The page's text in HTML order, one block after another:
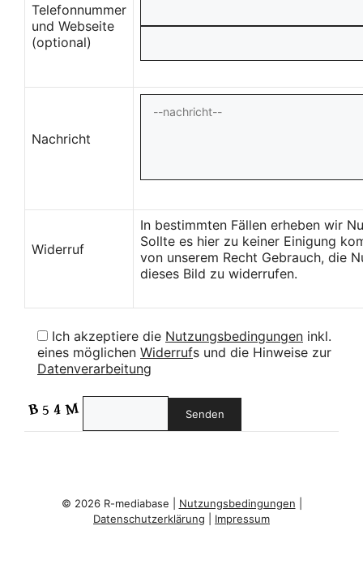
Telefonnummer
und Webseite
(optional)
Nachricht
Widerruf
In bestimmten Fällen erheben wir
Sollte es hier zu keiner Einigung
von unserem Recht Gebrauch, die
dieses Bild zu widerrufen.
Ich akzeptiere die Nutzungsbedingungen inkl.
eines möglichen Widerrufs und die Hinweise zur
Datenverarbeitung
© 2026 R-mediabase | Nutzungsbedingungen
Datenschutzerklärung
Impressum